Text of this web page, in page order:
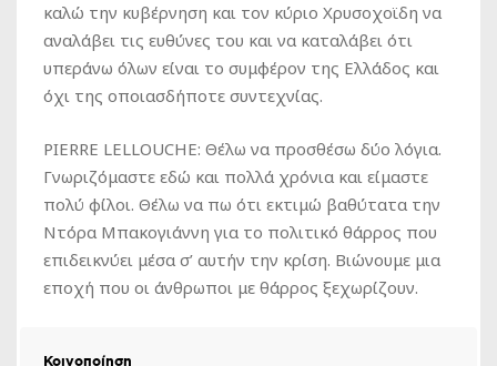
καλώ την κυβέρνηση και τον κύριο Χρυσοχοϊδη να
αναλάβει τις ευθύνες του και να καταλάβει ότι
υπεράνω όλων είναι το συμφέρον της Ελλάδος και
όχι της οποιασδήποτε συντεχνίας.
PIERRE LELLOUCHE: Θέλω να προσθέσω δύο λόγια.
Γνωριζόμαστε εδώ και πολλά χρόνια και είμαστε
πολύ φίλοι. Θέλω να πω ότι εκτιμώ βαθύτατα την
Ντόρα Μπακογιάννη για το πολιτικό θάρρος που
επιδεικνύει μέσα σ’ αυτήν την κρίση. Βιώνουμε μια
εποχή που οι άνθρωποι με θάρρος ξεχωρίζουν.